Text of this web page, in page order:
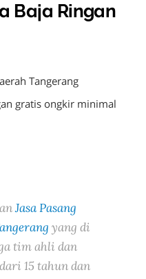
Baja Ringan
Tangerang
gratis ongkir minimal
Jasa Pasang
yang di
tim ahli dan
15 tahun dan